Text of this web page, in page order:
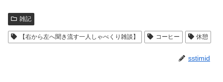
雑記
【右から左へ聞き流す一人しゃべくり雑談】 コーヒー 休憩
sstimid